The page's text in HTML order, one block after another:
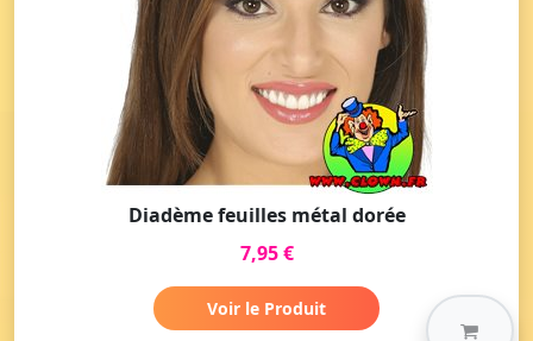
Diadème feuilles métal dorée
7,95 €
Voir le Produit